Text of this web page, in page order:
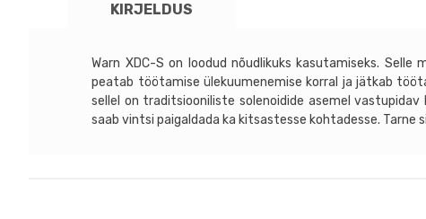
KIRJELDUS
Warn XDC-S on loodud nõudlikuks kasutamiseks.
peatab töötamise ülekuumenemise korral ja jätkab
sellel on traditsiooniliste solenoidide asemel
saab vintsi paigaldada ka kitsastesse kohtadesse.